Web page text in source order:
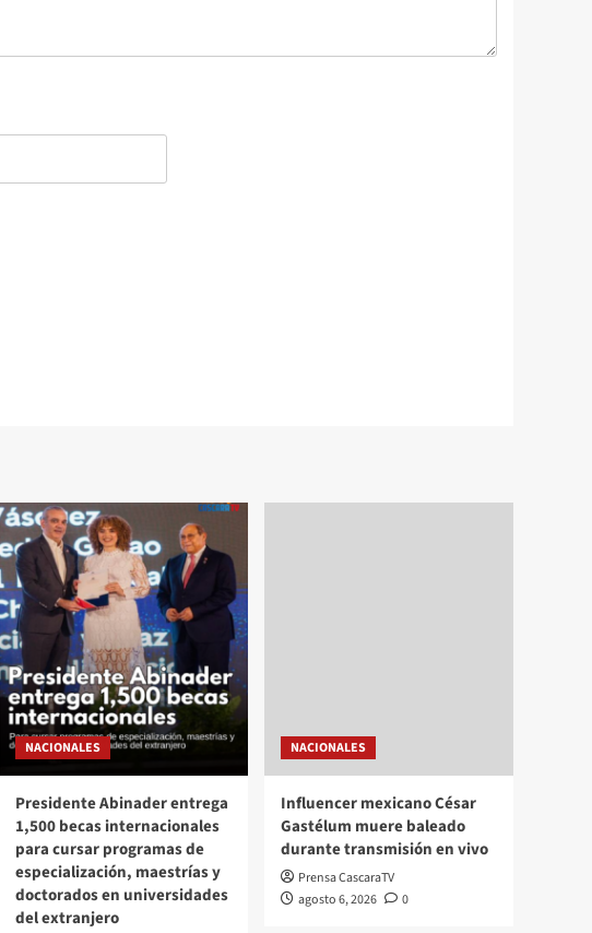
NACIONALES
Presidente Abinader entrega
1,500 becas internacionales
para cursar programas de
especialización, maestrías y
doctorados en universidades
del extranjero
NACIONALES
Influencer mexicano César
Gastélum muere baleado
durante transmisión en vivo
Prensa CascaraTV
agosto 6, 2026
0